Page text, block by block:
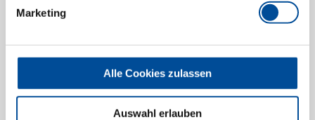
Marketing
Alle Cookies zulassen
Auswahl erlauben